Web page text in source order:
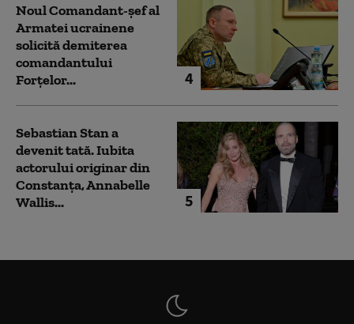
4
Noul Comandant-șef al
Armatei ucrainene
solicită demiterea
comandantului
Forțelor...
5
Sebastian Stan a
devenit tată. Iubita
actorului originar din
Constanța, Annabelle
Wallis...